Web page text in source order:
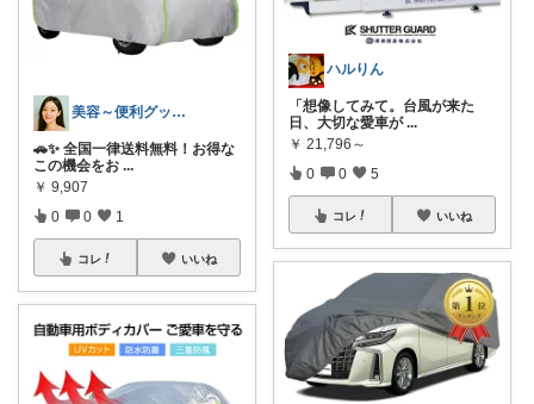
美容～便利グッズメイン✨
🚗✨ 全国一律送料無料！お得な
この機会をお ...
￥ 9,907
0 0 1
コレ いいね
ハルりん
「想像してみて。台風が来た
日、大切な愛車が ...
￥ 21,796～
0 0 5
コレ いいね